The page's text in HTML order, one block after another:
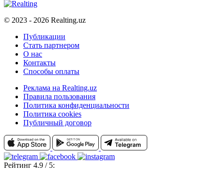
© 2023 - 2026 Realting.uz
Публикации
Стать партнером
О нас
Контакты
Способы оплаты
Реклама на Realting.uz
Правила пользования
Политика конфиденциальности
Политика cookies
Публичный договор
Рейтинг 4.9 / 5: